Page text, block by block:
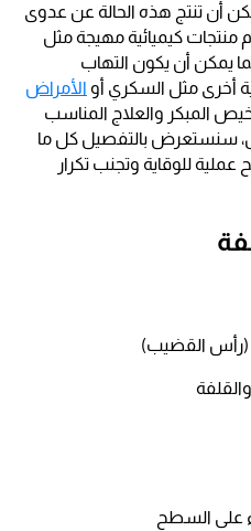
أن تنتج هذه الحالة عن عدوى
منتجات كيميائية مهيجة مثل
يمكن أن يكون التهاب
أخرى مثل السكري أو الأمراض
المبكر والعلاج المناسب
سنستعرض بالتفصيل كل ما
للوقاية وتجنب تكرار
(رأس القضيب)​
على السطح​